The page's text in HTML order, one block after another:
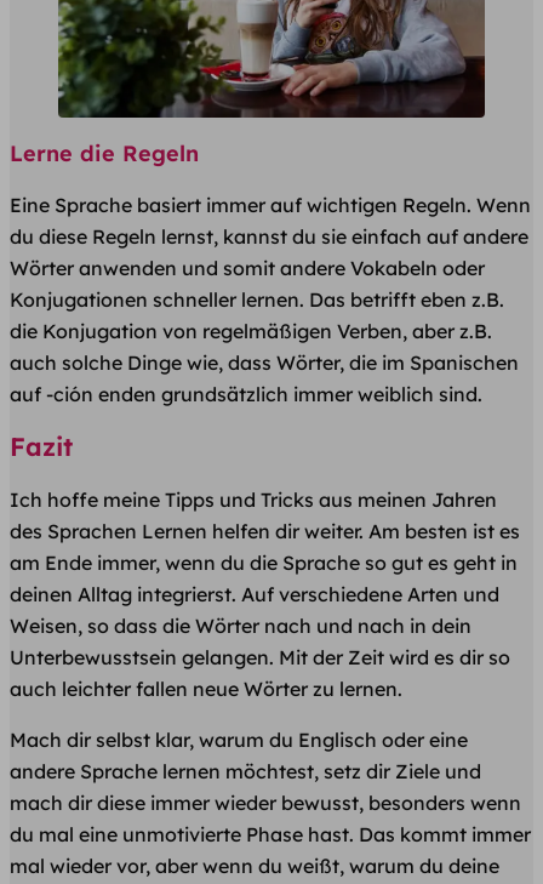
Lerne die Regeln
Eine Sprache basiert immer auf wichtigen Regeln. Wenn
du diese Regeln lernst, kannst du sie einfach auf andere
Wörter anwenden und somit andere Vokabeln oder
Konjugationen schneller lernen. Das betrifft eben z.B.
die Konjugation von regelmäßigen Verben, aber z.B.
auch solche Dinge wie, dass Wörter, die im Spanischen
auf -ción enden grundsätzlich immer weiblich sind.
Fazit
Ich hoffe meine Tipps und Tricks aus meinen Jahren
des Sprachen Lernen helfen dir weiter. Am besten ist es
am Ende immer, wenn du die Sprache so gut es geht in
deinen Alltag integrierst. Auf verschiedene Arten und
Weisen, so dass die Wörter nach und nach in dein
Unterbewusstsein gelangen. Mit der Zeit wird es dir so
auch leichter fallen neue Wörter zu lernen.
Mach dir selbst klar, warum du Englisch oder eine
andere Sprache lernen möchtest, setz dir Ziele und
mach dir diese immer wieder bewusst, besonders wenn
du mal eine unmotivierte Phase hast. Das kommt immer
mal wieder vor, aber wenn du weißt, warum du deine